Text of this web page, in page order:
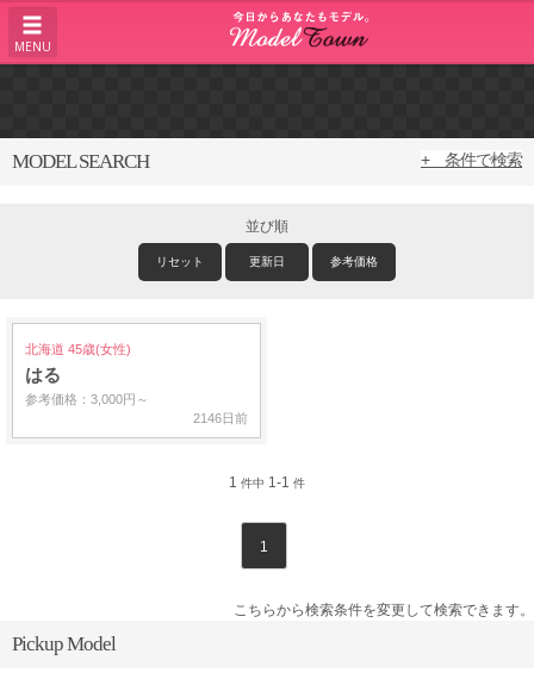
MENU
MODEL SEARCH + 条件で検索
並び順
リセット 更新日 参考価格
北海道 45歳(女性)
はる
参考価格：3,000円～
2146日前
1 件中 1-1 件
1
こちらから検索条件を変更して検索できます。
Pickup Model